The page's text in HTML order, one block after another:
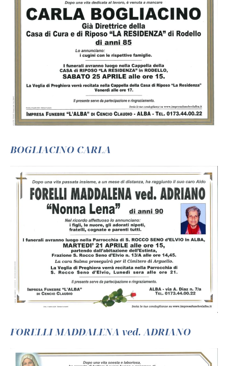
BOGLIACINO CARLA
FORELLI MADDALENA ved. ADRIANO